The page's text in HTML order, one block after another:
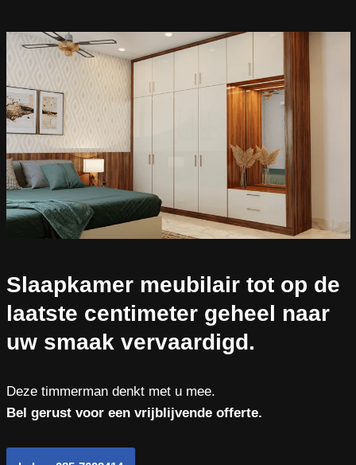
Slaapkamer meubilair tot op de
laatste centimeter geheel naar
uw smaak vervaardigd.
Deze timmerman denkt met u mee.
Bel gerust voor een vrijblijvende offerte.